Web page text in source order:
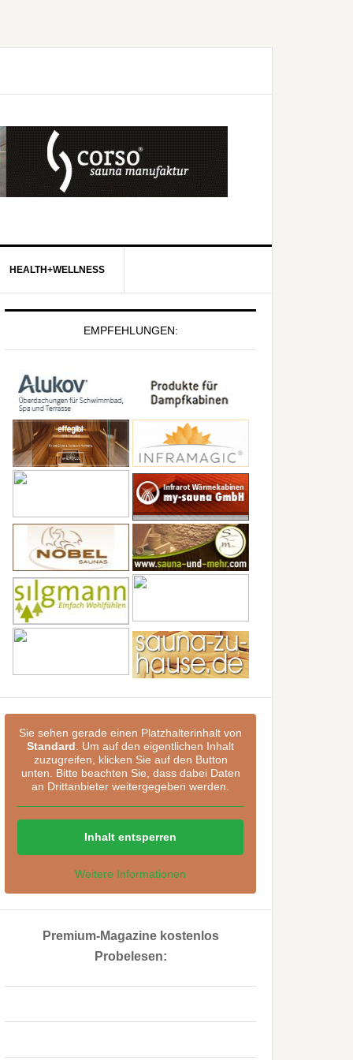
HEALTH+WELLNESS
EMPFEHLUNGEN:
Sie sehen gerade einen Platzhalterinhalt von
Standard . Um auf den eigentlichen Inhalt
zuzugreifen, klicken Sie auf den Button
unten. Bitte beachten Sie, dass dabei Daten
an Drittanbieter weitergegeben werden.
Inhalt entsperren
Weitere Informationen
Premium-Magazine kostenlos
Probelesen: